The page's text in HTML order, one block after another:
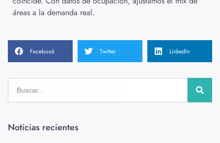
áreas a la demanda real.
Facebook Twitter LinkedIn
Noticias recientes